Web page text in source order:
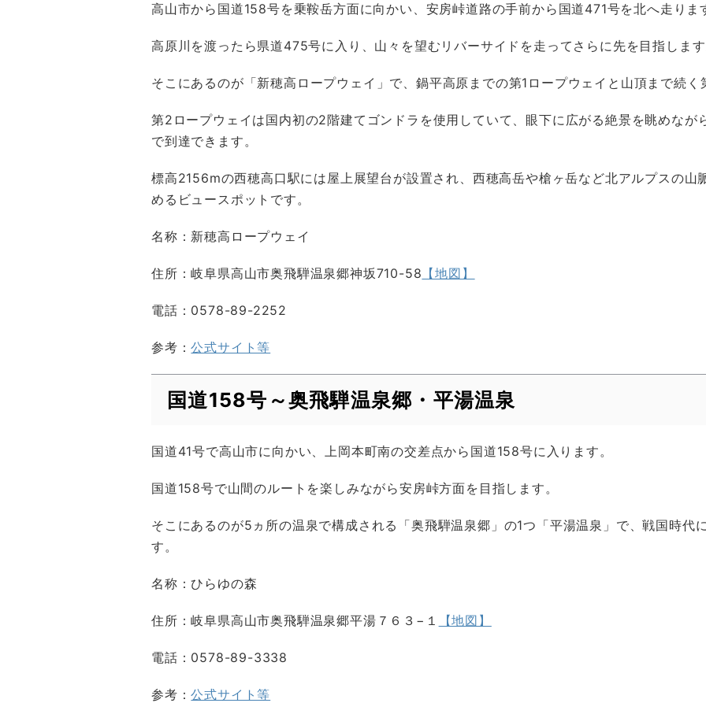
高山市から国道158号を乗鞍岳方面に向かい、安房峠道路の手前から国道471号を北へ走りま
高原川を渡ったら県道475号に入り、山々を望むリバーサイドを走ってさらに先を目指します
そこにあるのが「新穂高ロープウェイ」で、鍋平高原までの第1ロープウェイと山頂まで続く
第2ロープウェイは国内初の2階建てゴンドラを使用していて、眼下に広がる絶景を眺めなが
で到達できます。
標高2156mの西穂高口駅には屋上展望台が設置され、西穂高岳や槍ヶ岳など北アルプスの山
めるビュースポットです。
名称：新穂高ロープウェイ
住所：岐阜県高山市奥飛騨温泉郷神坂710-58 【地図】
電話：0578-89-2252
参考：公式サイト等
国道158号～奥飛騨温泉郷・平湯温泉
国道41号で高山市に向かい、上岡本町南の交差点から国道158号に入ります。
国道158号で山間のルートを楽しみながら安房峠方面を目指します。
そこにあるのが5ヵ所の温泉で構成される「奥飛騨温泉郷」の1つ「平湯温泉」で、戦国時代
す。
名称：ひらゆの森
住所：岐阜県高山市奥飛騨温泉郷平湯７６３−１ 【地図】
電話：0578-89-3338
参考：公式サイト等